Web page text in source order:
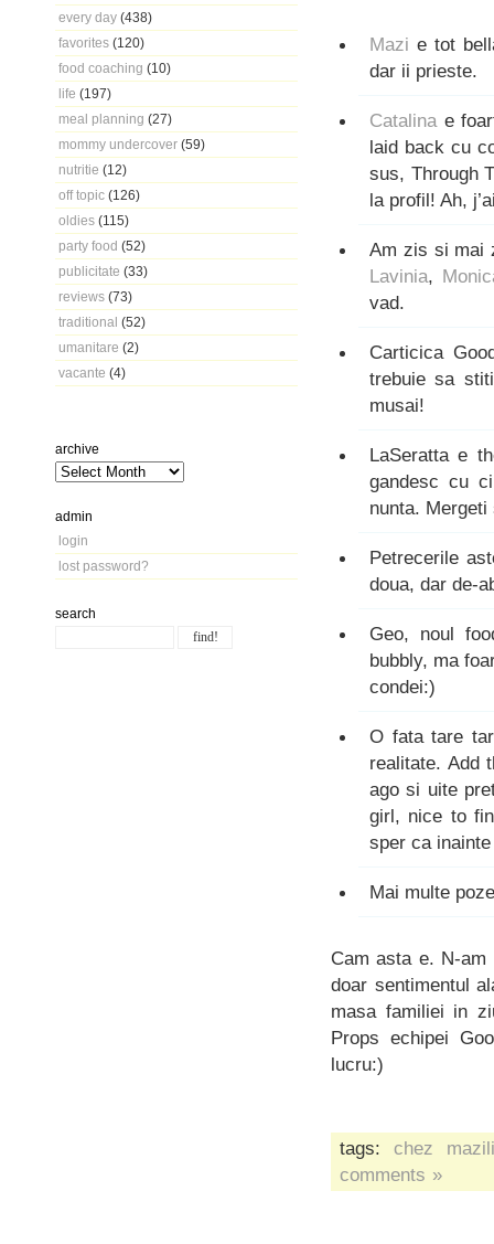
every day (438)
favorites (120)
food coaching (10)
life (197)
meal planning (27)
mommy undercover (59)
nutritie (12)
off topic (126)
oldies (115)
party food (52)
publicitate (33)
reviews (73)
traditional (52)
umanitare (2)
vacante (4)
archive
admin
login
lost password?
search
Mazi e tot
dar ii prieste.
Catalinae
laid back cu
sus, Through
la profil! Ah,
Am zis si mai
Lavinia,
vad.
Carticica
trebuie sa
musai!
LaSeratta e
gandesc cu
nunta.
Petrecerile
doua, dar de-
Geo, noul
bubbly, ma
condei:)
O fata tare
realitate. Add
ago si uite
girl, nice to
sper ca
Mai multe
Cam asta e. N-
doar sentimentul
masa familiei in
Props echipei
lucru:)
tags: chez
comments »